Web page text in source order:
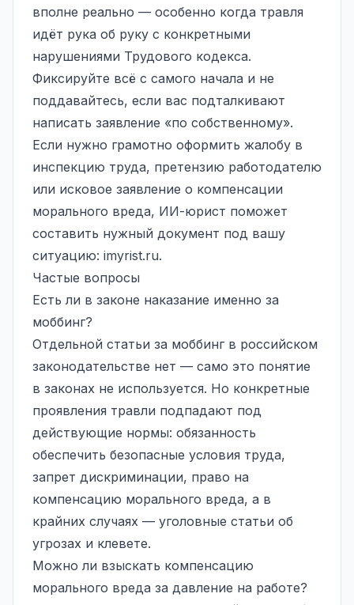
вполне реально — особенно когда травля
идёт рука об руку с конкретными
нарушениями Трудового кодекса.
Фиксируйте всё с самого начала и не
поддавайтесь, если вас подталкивают
написать заявление «по собственному».
Если нужно грамотно оформить жалобу в
инспекцию труда, претензию работодателю
или исковое заявление о компенсации
морального вреда, ИИ-юрист поможет
составить нужный документ под вашу
ситуацию: imyrist.ru.
Частые вопросы
Есть ли в законе наказание именно за
моббинг?
Отдельной статьи за моббинг в российском
законодательстве нет — само это понятие
в законах не используется. Но конкретные
проявления травли подпадают под
действующие нормы: обязанность
обеспечить безопасные условия труда,
запрет дискриминации, право на
компенсацию морального вреда, а в
крайних случаях — уголовные статьи об
угрозах и клевете.
Можно ли взыскать компенсацию
морального вреда за давление на работе?